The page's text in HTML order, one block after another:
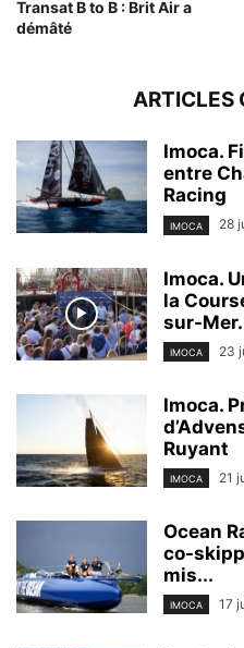
Transat B to B : Brit Air a
démâté
ARTICLES
Imoca.
entre
Racing
IMOCA 28
Imoca.
la
sur-
IMOCA 23
Imoca.
Ruyant
IMOCA 21
Ocean
co-
mis...
IMOCA 17